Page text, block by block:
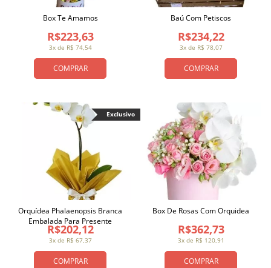
COMPRAR
3x de R$ 74,54
R$223,63
Box Te Amamos
COMPRAR
3x de R$ 78,07
R$234,22
Baú Com Petiscos
COMPRAR
3x de R$ 67,37
R$202,12
Orquídea Phalaenopsis Branca
Embalada Para Presente
Exclusivo
COMPRAR
3x de R$ 120,91
R$362,73
Box De Rosas Com Orquidea